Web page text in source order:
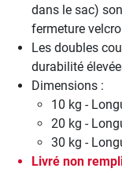
dans le sac)
fermeture
Les doubles
durabilité
Dimensions :
10 kg -
20 kg -
30 kg -
Livré non